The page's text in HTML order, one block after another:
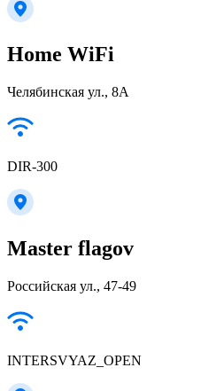
Home WiFi
Челябинская ул., 8А
DIR-300
Master flagov
Российская ул., 47-49
INTERSVYAZ_OPEN